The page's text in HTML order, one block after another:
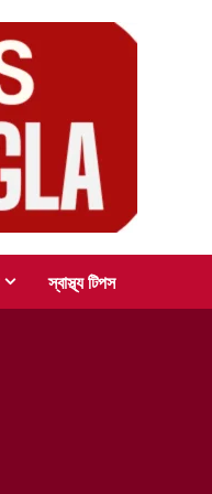
স্বাস্থ্য টিপস